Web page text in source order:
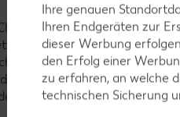
grundsätzlich
Perlweinenthält allerdings
der Sekt zählt, entsteht die
gilt damit als hochwertiger.
Ihre genauen
Ihren Endgeräten zur
dieser Werbung
den Erfolg einer
zu erfahren, an welche
technischen Sicherung